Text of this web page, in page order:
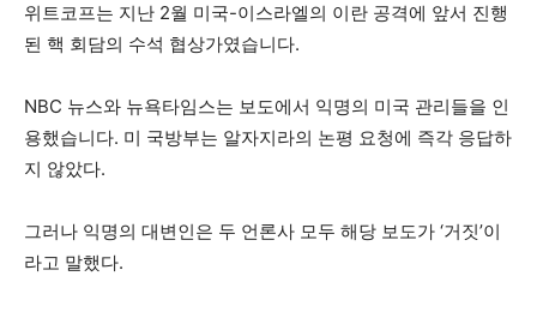
위트코프는 지난 2월 미국-이스라엘의 이란 공격에 앞서 진행
된 핵 회담의 수석 협상가였습니다.
NBC 뉴스와 뉴욕타임스는 보도에서 익명의 미국 관리들을 인
용했습니다. 미 국방부는 알자지라의 논평 요청에 즉각 응답하
지 않았다.
그러나 익명의 대변인은 두 언론사 모두 해당 보도가 ‘거짓’이
라고 말했다.